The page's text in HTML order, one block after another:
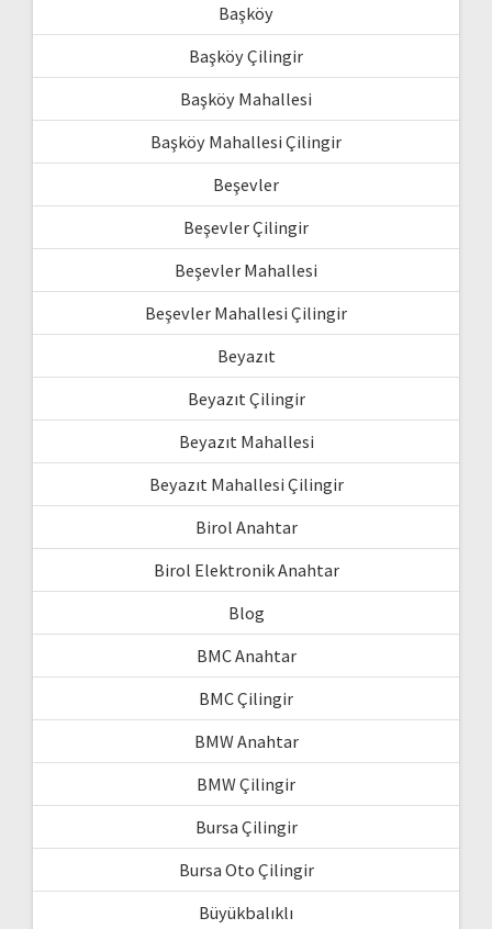
Başköy
Başköy Çilingir
Başköy Mahallesi
Başköy Mahallesi Çilingir
Beşevler
Beşevler Çilingir
Beşevler Mahallesi
Beşevler Mahallesi Çilingir
Beyazıt
Beyazıt Çilingir
Beyazıt Mahallesi
Beyazıt Mahallesi Çilingir
Birol Anahtar
Birol Elektronik Anahtar
Blog
BMC Anahtar
BMC Çilingir
BMW Anahtar
BMW Çilingir
Bursa Çilingir
Bursa Oto Çilingir
Büyükbalıklı